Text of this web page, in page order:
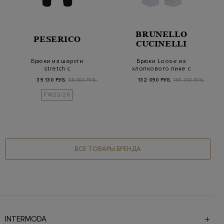
PESERICO
Брюки из шерсти
stretch с
складками и отво…
39 130 РУБ. 55 900 РУБ.
FW25/26
BRUNELLO
CUCINELLI
Брюки Loose из
хлопкового пике с
132 090 РУБ. 188 700 РУБ.
ВСЕ ТОВАРЫ БРЕНДА
INTERMODA